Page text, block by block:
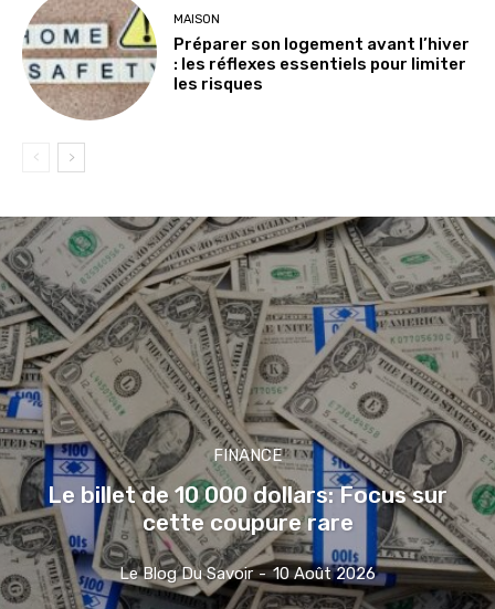
MAISON
Préparer son logement avant l’hiver
: les réflexes essentiels pour limiter
les risques
FINANCE
Le billet de 10 000 dollars: Focus sur
cette coupure rare
Le Blog Du Savoir - 10 Août 2026